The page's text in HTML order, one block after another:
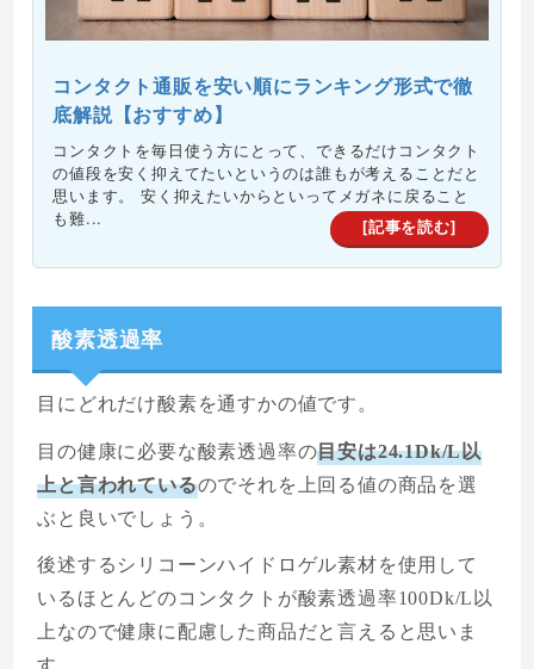
コンタクト通販を安い順にランキング形式で徹
底解説【おすすめ】
コンタクトを毎日使う方にとって、できるだけコンタクト
の値段を安く抑えてたいというのは誰もが考えることだと
思います。 安く抑えたいからといってメガネに戻ること
も難...
[記事を読む]
酸素透過率
目にどれだけ酸素を通すかの値です。
目の健康に必要な酸素透過率の目安は24.1Dk/L以
上と言われているのでそれを上回る値の商品を選
ぶと良いでしょう。
後述するシリコーンハイドロゲル素材を使用して
いるほとんどのコンタクトが酸素透過率100Dk/L以
上なので健康に配慮した商品だと言えると思いま